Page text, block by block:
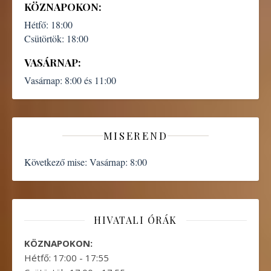
KÖZNAPOKON:
Hétfő: 18:00
Csütörtök: 18:00
VASÁRNAP:
Vasárnap: 8:00 és 11:00
MISEREND
Következő mise: Vasárnap: 8:00
HIVATALI ÓRÁK
KÖZNAPOKON:
Hétfő: 17:00 - 17:55